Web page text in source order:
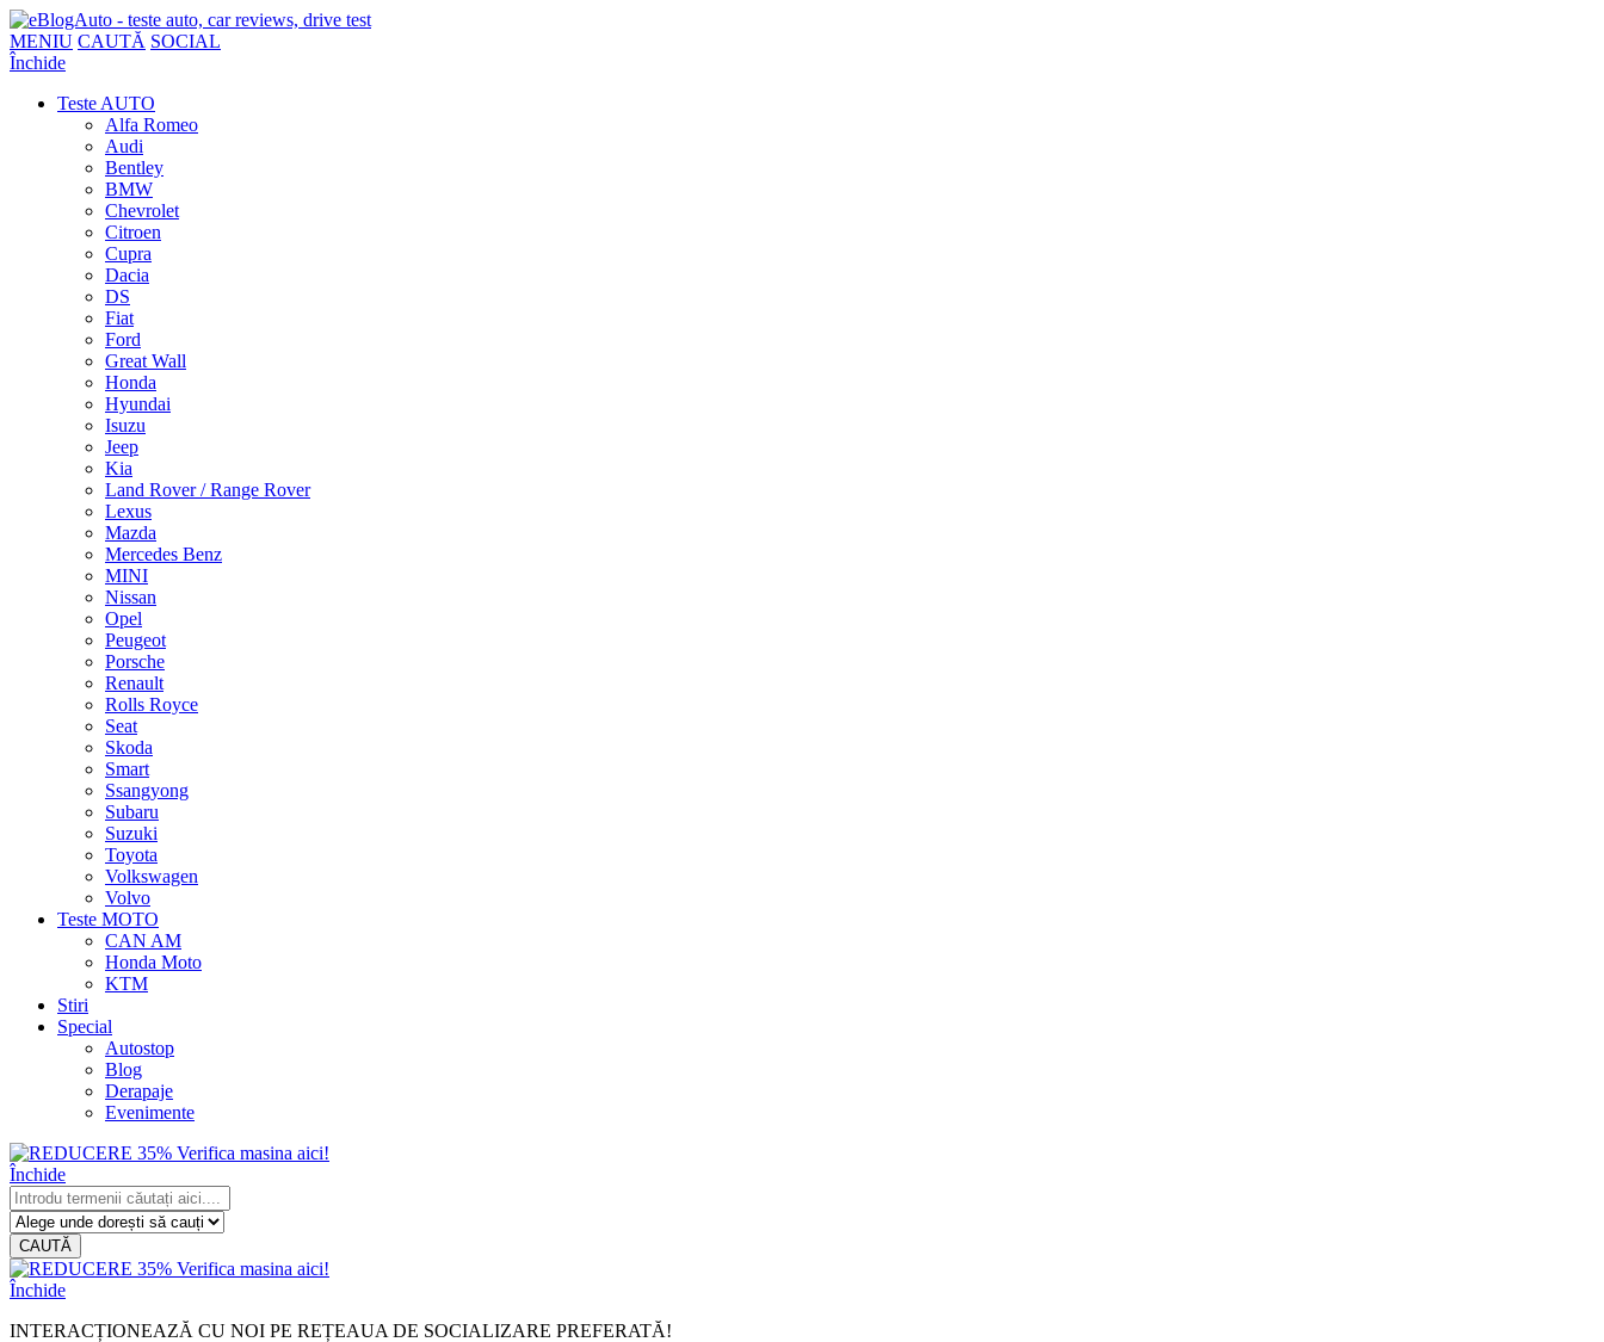
MENIU CAUTĂ SOCIAL
Închide
Teste AUTO
Alfa Romeo
Audi
Bentley
BMW
Chevrolet
Citroen
Cupra
Dacia
DS
Fiat
Ford
Great Wall
Honda
Hyundai
Isuzu
Jeep
Kia
Land Rover / Range Rover
Lexus
Mazda
Mercedes Benz
MINI
Nissan
Opel
Peugeot
Porsche
Renault
Rolls Royce
Seat
Skoda
Smart
Ssangyong
Subaru
Suzuki
Toyota
Volkswagen
Volvo
Teste MOTO
CAN AM
Honda Moto
KTM
Stiri
Special
Autostop
Blog
Derapaje
Evenimente
Închide
CAUTĂ
Închide
INTERACȚIONEAZĂ CU NOI PE REȚEAUA DE SOCIALIZARE PREFERATĂ!